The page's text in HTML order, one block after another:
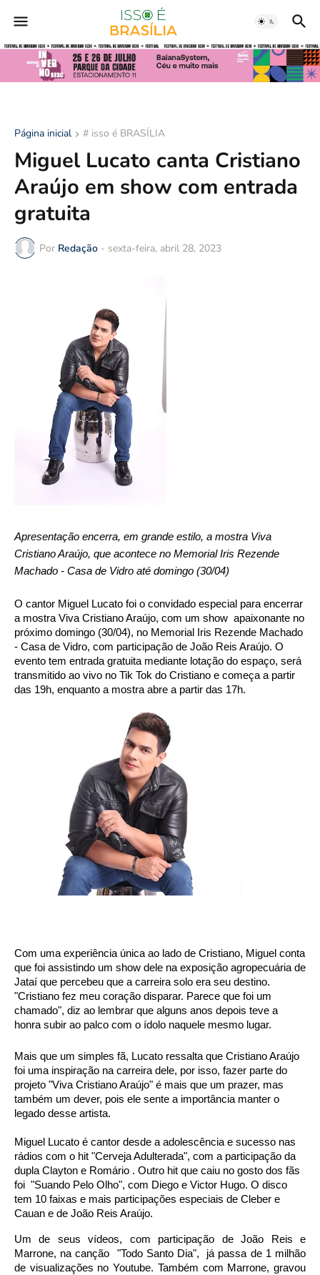
Página inicial # isso é BRASÍLIA
Miguel Lucato canta Cristiano
Araújo em show com entrada
gratuita
Por Redação - sexta-feira, abril 28, 2023
Apresentação encerra, em grande estilo, a mostra Viva
Cristiano Araújo, que acontece no Memorial Iris Rezende
Machado - Casa de Vidro até domingo (30/04)
O cantor Miguel Lucato foi o convidado especial para encerrar
a mostra Viva Cristiano Araújo, com um show  apaixonante no
próximo domingo (30/04), no Memorial Iris Rezende Machado
- Casa de Vidro, com participação de João Reis Araújo. O
evento tem entrada gratuita mediante lotação do espaço, será
transmitido ao vivo no Tik Tok do Cristiano e começa a partir
das 19h, enquanto a mostra abre a partir das 17h.
Com uma experiência única ao lado de Cristiano, Miguel conta
que foi assistindo um show dele na exposição agropecuária de
Jataí que percebeu que a carreira solo era seu destino.
"Cristiano fez meu coração disparar. Parece que foi um
chamado", diz ao lembrar que alguns anos depois teve a
honra subir ao palco com o ídolo naquele mesmo lugar.
Mais que um simples fã, Lucato ressalta que Cristiano Araújo
foi uma inspiração na carreira dele, por isso, fazer parte do
projeto "Viva Cristiano Araújo" é mais que um prazer, mas
também um dever, pois ele sente a importância manter o
legado desse artista.
Miguel Lucato é cantor desde a adolescência e sucesso nas
rádios com o hit "Cerveja Adulterada", com a participação da
dupla Clayton e Romário . Outro hit que caiu no gosto dos fãs
foi  "Suando Pelo Olho", com Diego e Victor Hugo. O disco
tem 10 faixas e mais participações especiais de Cleber e
Cauan e de João Reis Araújo.
Um de seus vídeos, com participação de João Reis e
Marrone, na canção  "Todo Santo Dia",  já passa de 1 milhão
de visualizações no Youtube. Também com Marrone, gravou